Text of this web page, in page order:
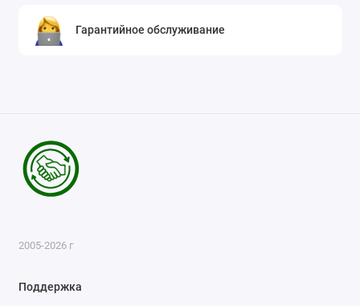
Гарантийное обслуживание
2005-2026 г
Поддержка